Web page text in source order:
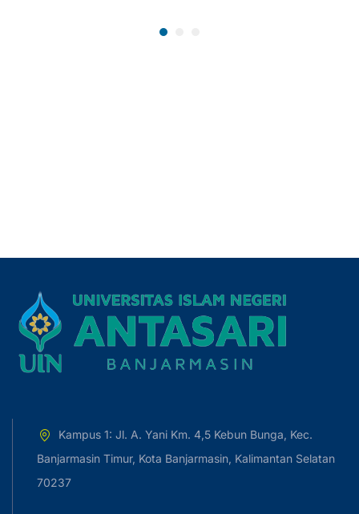
Kampus 1: Jl. A. Yani Km. 4,5 Kebun Bunga, Kec.
Banjarmasin Timur, Kota Banjarmasin, Kalimantan Selatan
70237